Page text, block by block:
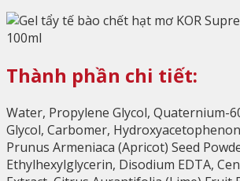
Thành phần chi tiết:
Water, Propylene Glycol, Quaternium-
Glycol, Carbomer,
Prunus Armeniaca (Apricot) Seed
Ethylhexylglycerin, Disodium EDTA,